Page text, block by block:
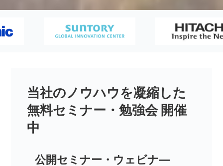
当社のノウハウを凝縮した
無料セミナー・勉強会 開催
中
公開セミナー・ウェビナ―